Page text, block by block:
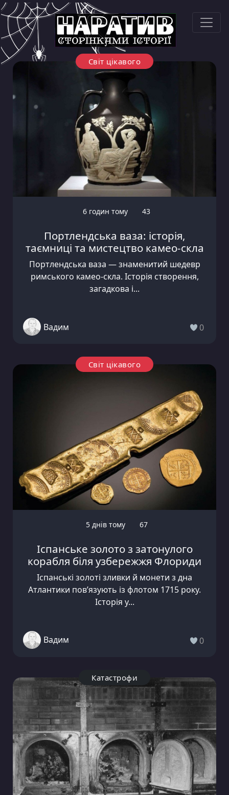
Світ цікавого
6 годин тому 43
Портлендська ваза: історія,
таємниці та мистецтво камео-скла
Портлендська ваза — знаменитий шедевр
римського камео-скла. Історія створення,
загадкова і...
Вадим 0
Світ цікавого
5 днів тому 67
Іспанське золото з затонулого
корабля біля узбережжя Флориди
Іспанські золоті зливки й монети з дна
Атлантики пов’язують із флотом 1715 року.
Історія у...
Вадим 0
Катастрофи